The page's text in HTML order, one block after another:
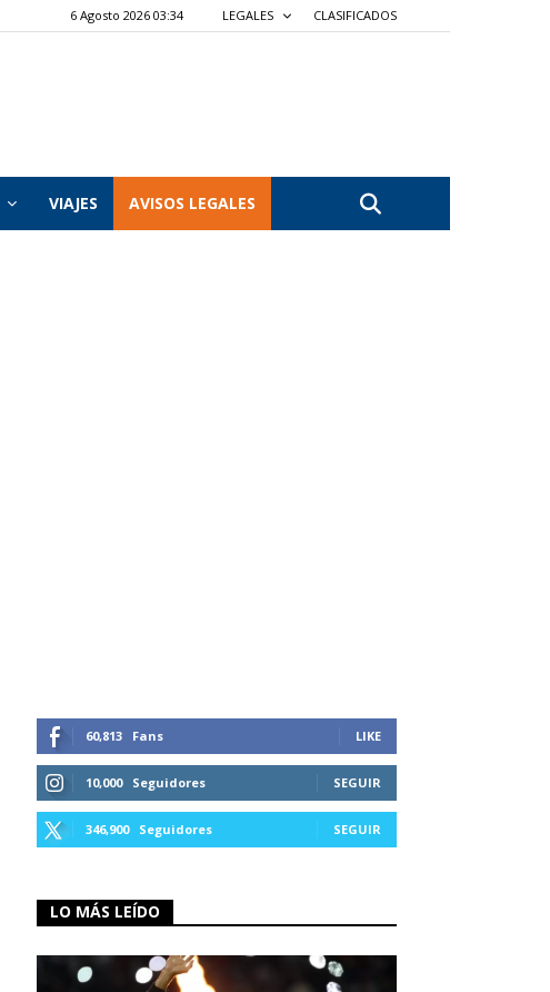
6 Agosto 2026 03:34 LEGALES CLASIFICADOS
VIAJES AVISOS LEGALES
60,813 Fans LIKE
10,000 Seguidores SEGUIR
346,900 Seguidores SEGUIR
LO MÁS LEÍDO